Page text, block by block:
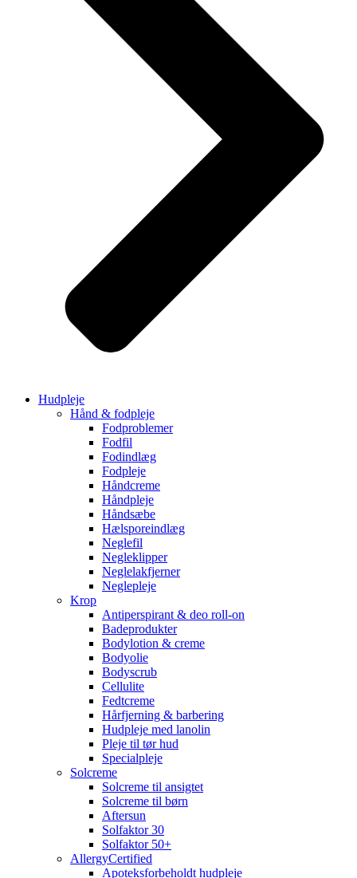
Hudpleje
Hånd & fodpleje
Fodproblemer
Fodfil
Fodindlæg
Fodpleje
Håndcreme
Håndpleje
Håndsæbe
Hælsporeindlæg
Neglefil
Negleklipper
Neglelakfjerner
Neglepleje
Krop
Antiperspirant & deo roll-on
Badeprodukter
Bodylotion & creme
Bodyolie
Bodyscrub
Cellulite
Fedtcreme
Hårfjerning & barbering
Hudpleje med lanolin
Pleje til tør hud
Specialpleje
Solcreme
Solcreme til ansigtet
Solcreme til børn
Aftersun
Solfaktor 30
Solfaktor 50+
AllergyCertified
Apoteksforbeholdt hudpleje